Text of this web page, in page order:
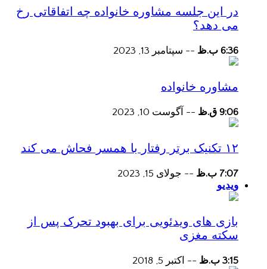
در این جلسه مشاوره خانواده چه اتفاقاتی رخ
می دهد؟
6:36 ب.ظ -- سپتامبر 13, 2023
مشاوره خانواده
9:06 ق.ظ -- آگوست 10, 2023
۱۲ تکنیک برتر رفتار با همسر فحاش می کند
7:07 ب.ظ -- جولای 15, 2023
ویدیو
بازی های ویدئویی برای بهبود تحرک پس از
سکته مغزی
3:15 ب.ظ -- اکتبر 5, 2018